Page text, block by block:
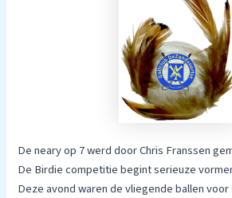
De neary op 7 werd door Chris Franssen
De Birdie competitie begint serieuze
Deze avond waren de vliegende ballen